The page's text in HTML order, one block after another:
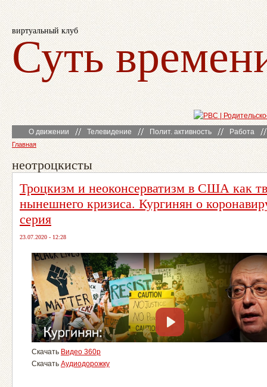
виртуальный клуб
Суть
О движении Телевидение Полит. активность Работа
Главная
неотроцкисты
Троцкизм и неоконсерватизм в США как
нынешнего кризиса. Кургинян о
серия
23.07.2020 - 12:28
Скачать Видео 360p
Скачать Аудиодорожку